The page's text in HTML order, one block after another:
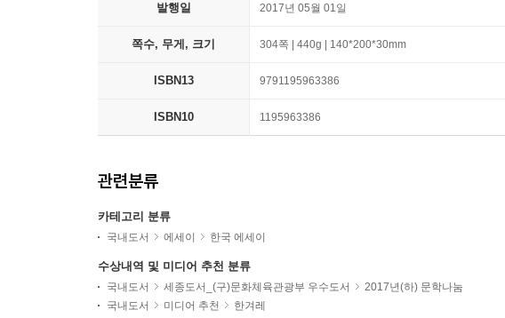
발행일 2017년 05월 01일
쪽수, 무게, 크기 304쪽 | 440g | 140*200*30mm
ISBN13 9791195963386
ISBN10 1195963386
관련분류
카테고리 분류
국내도서 에세이 한국 에세이
수상내역 및 미디어 추천 분류
국내도서 세종도서_(구)문화체육관광부 우수도서
2017년(하) 문학나눔
국내도서
미디어 추천 한겨레